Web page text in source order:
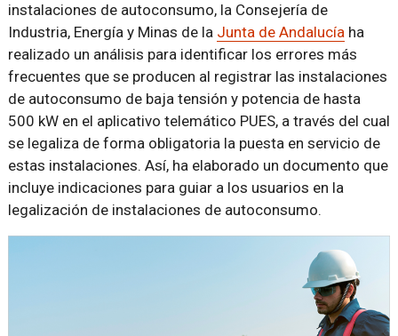
instalaciones de autoconsumo, la Consejería de
Industria, Energía y Minas de la Junta de Andalucíaha
realizado un análisis para identificar los errores más
frecuentes que se producen al registrar las instalaciones
de autoconsumo de baja tensión y potencia de hasta
500 kW en el aplicativo telemático PUES, a través del cual
se legaliza de forma obligatoria la puesta en servicio de
estas instalaciones. Así, ha elaborado un documento que
incluye indicaciones para guiar a los usuarios en la
legalización de instalaciones de autoconsumo.